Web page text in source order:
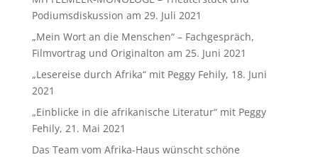
Podiumsdiskussion am 29. Juli 2021
„Mein Wort an die Menschen“ – Fachgespräch,
Filmvortrag und Originalton am 25. Juni 2021
„Lesereise durch Afrika“ mit Peggy Fehily, 18. Juni
2021
„Einblicke in die afrikanische Literatur“ mit Peggy
Fehily, 21. Mai 2021
Das Team vom Afrika-Haus wünscht schöne